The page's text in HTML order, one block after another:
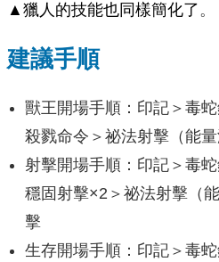
▲獵人的技能也同樣簡化了。
建議手順
獸王開場手順：印記＞毒
殺戮命令＞祕法射擊（能量
射擊開場手順：印記＞毒
穩固射擊×2＞祕法射擊（
擊
生存開場手順：印記＞毒